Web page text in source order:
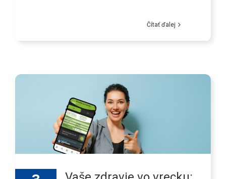
Čítať ďalej